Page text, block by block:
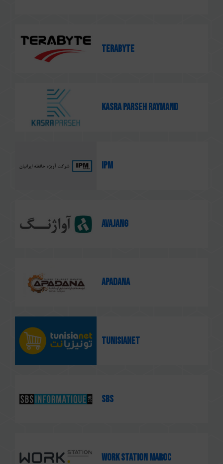
Terabyte
KASRA PARSEH RAYMAND
IPM
Avajang
Apadana
Tunisianet
SBS
Work Station Maroc